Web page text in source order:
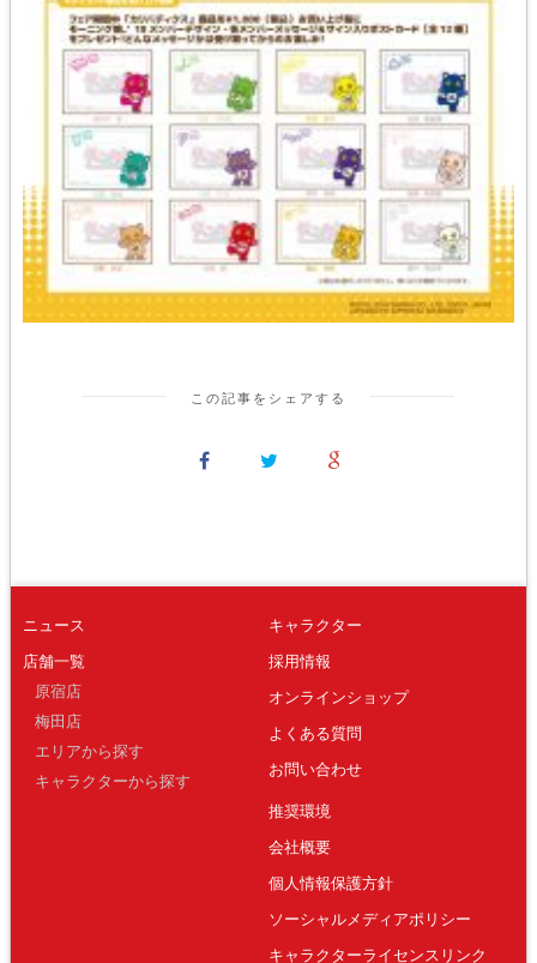
この記事をシェアする
ニュース
店舗一覧
原宿店
梅田店
エリアから探す
キャラクターから探す
キャラクター
採用情報
オンラインショップ
よくある質問
お問い合わせ
推奨環境
会社概要
個人情報保護方針
ソーシャルメディアポリシー
キャラクターライセンスリンク